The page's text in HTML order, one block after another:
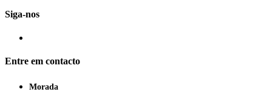
Siga-nos
Entre em contacto
Morada